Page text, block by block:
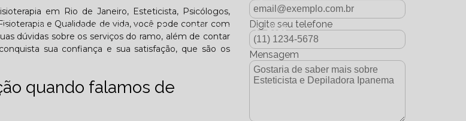
- 2025 Edição Novembro - 2025 Edição Dezembro - 2025
em Rio de Janeiro, Esteticista, Psicólogos,
e Qualidade de vida, você pode contar com
dúvidas sobre os serviços do ramo, além de contar
sua confiança e sua satisfação, que são os
quando falamos de
Digite seu telefone
Mensagem